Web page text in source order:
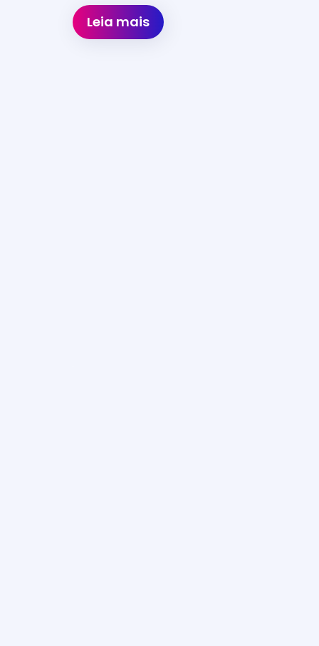
Leia mais